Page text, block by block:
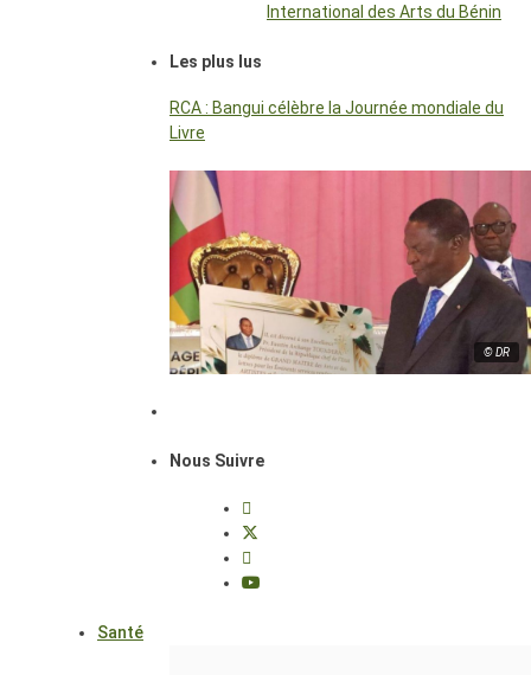
International des Arts du Bénin
Les plus lus
RCA : Bangui célèbre la Journée mondiale du
Livre
© DR
Nous Suivre
Santé